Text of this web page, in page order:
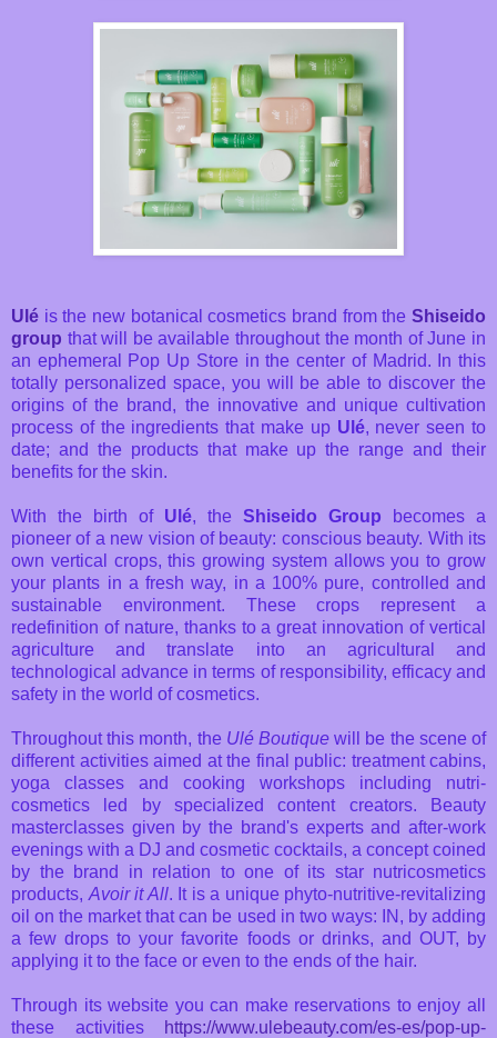
Ulé is the new botanical cosmetics brand from theShiseido
group that will be available throughout the month of June in
an ephemeral Pop Up Store in the center of Madrid. In this
totally personalized space, you will be able to discover the
origins of the brand, the innovative and unique cultivation
process of the ingredients that make up Ulé, never seen to
date; and the products that make up the range and their
benefits for the skin.
With the birth of Ulé, the Shiseido Group becomes a
pioneer of a new vision of beauty: conscious beauty. With its
own vertical crops, this growing system allows you to grow
your plants in a fresh way, in a 100% pure, controlled and
sustainable environment. These crops represent a
redefinition of nature, thanks to a great innovation of vertical
agriculture and translate into an agricultural and
technological advance in terms of responsibility, efficacy and
safety in the world of cosmetics.
Throughout this month, the Ulé Boutiquewill be the scene of
different activities aimed at the final public: treatment cabins,
yoga classes and cooking workshops including nutri-
cosmetics led by specialized content creators. Beauty
masterclasses given by the brand's experts and after-work
evenings with a DJ and cosmetic cocktails, a concept coined
by the brand in relation to one of its star nutricosmetics
products, Avoir it All. It is a unique phyto-nutritive-revitalizing
oil on the market that can be used in two ways: IN, by adding
a few drops to your favorite foods or drinks, and OUT, by
applying it to the face or even to the ends of the hair.
Through its website you can make reservations to enjoy all
these activities
https://www.ulebeauty.com/es-es/pop-up-